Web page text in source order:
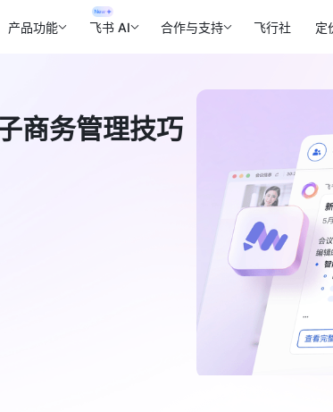
产品功能 飞书 AI 合作与支持 飞行社 定
商务管理技巧